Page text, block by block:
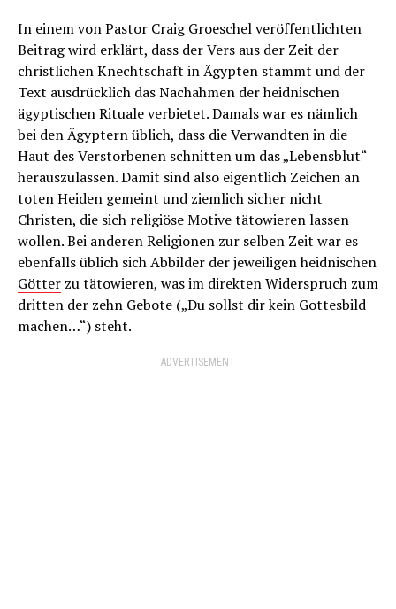
In einem von Pastor Craig Groeschel veröffentlichten
Beitrag wird erklärt, dass der Vers aus der Zeit der
christlichen Knechtschaft in Ägypten stammt und der
Text ausdrücklich das Nachahmen der heidnischen
ägyptischen Rituale verbietet. Damals war es nämlich
bei den Ägyptern üblich, dass die Verwandten in die
Haut des Verstorbenen schnitten um das „Lebensblut“
herauszulassen. Damit sind also eigentlich Zeichen an
toten Heiden gemeint und ziemlich sicher nicht
Christen, die sich religiöse Motive tätowieren lassen
wollen. Bei anderen Religionen zur selben Zeit war es
ebenfalls üblich sich Abbilder der jeweiligen heidnischen
Götter zu tätowieren, was im direkten Widerspruch zum
dritten der zehn Gebote („Du sollst dir kein Gottesbild
machen…“) steht.
ADVERTISEMENT